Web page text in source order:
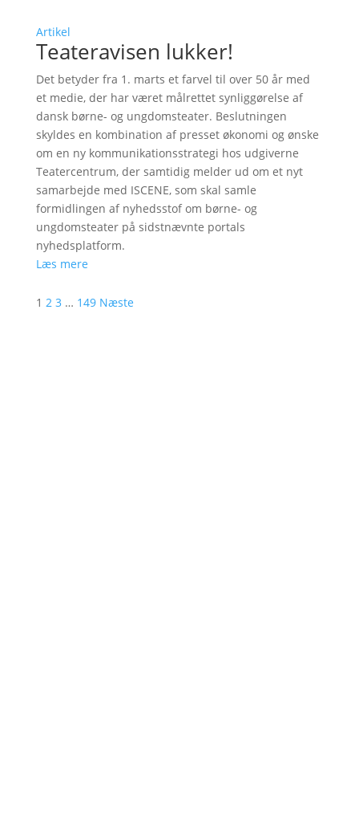
Artikel
Teateravisen lukker!
Det betyder fra 1. marts et farvel til over 50 år med
et medie, der har været målrettet synliggørelse af
dansk børne- og ungdomsteater. Beslutningen
skyldes en kombination af presset økonomi og ønske
om en ny kommunikationsstrategi hos udgiverne
Teatercentrum, der samtidig melder ud om et nyt
samarbejde med ISCENE, som skal samle
formidlingen af nyhedsstof om børne- og
ungdomsteater på sidstnævnte portals
nyhedsplatform.
Læs mere
1 2 3 … 149 Næste